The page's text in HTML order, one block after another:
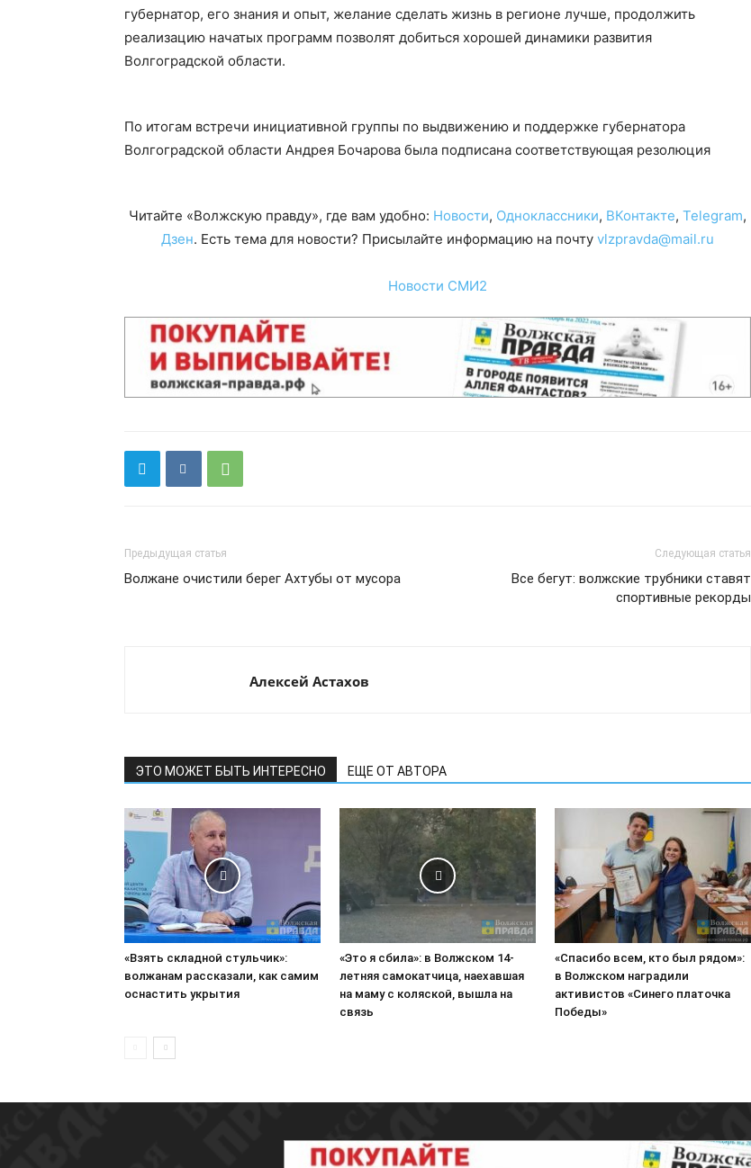
губернатор, его знания и опыт, желание сделать жизнь в регионе лучше, продолжить
реализацию начатых программ позволят добиться хорошей динамики развития
Волгоградской области.
По итогам встречи инициативной группы по выдвижению и поддержке губернатора
Волгоградской области Андрея Бочарова была подписана соответствующая резолюция
Читайте «Волжскую правду», где вам удобно: Новости, Одноклассники, ВКонтакте, Telegram,
Дзен. Есть тема для новости? Присылайте информацию на почту vlzpravda@mail.ru
Новости СМИ2
Предыдущая статья
Волжане очистили берег Ахтубы от мусора
Следующая статья
Все бегут: волжские трубники ставят
спортивные рекорды
Алексей Астахов
ЭТО МОЖЕТ БЫТЬ ИНТЕРЕСНО ЕЩЕ ОТ АВТОРА
«Взять складной стульчик»:
волжанам рассказали, как самим
оснастить укрытия
«Это я сбила»: в Волжском 14-
летняя самокатчица, наехавшая
на маму с коляской, вышла на
связь
«Спасибо всем, кто был рядом»:
в Волжском наградили
активистов «Синего платочка
Победы»